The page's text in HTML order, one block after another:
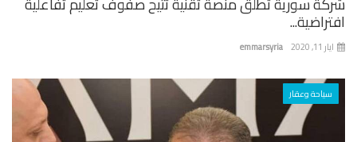
emmarsyria
سياحة وعقار